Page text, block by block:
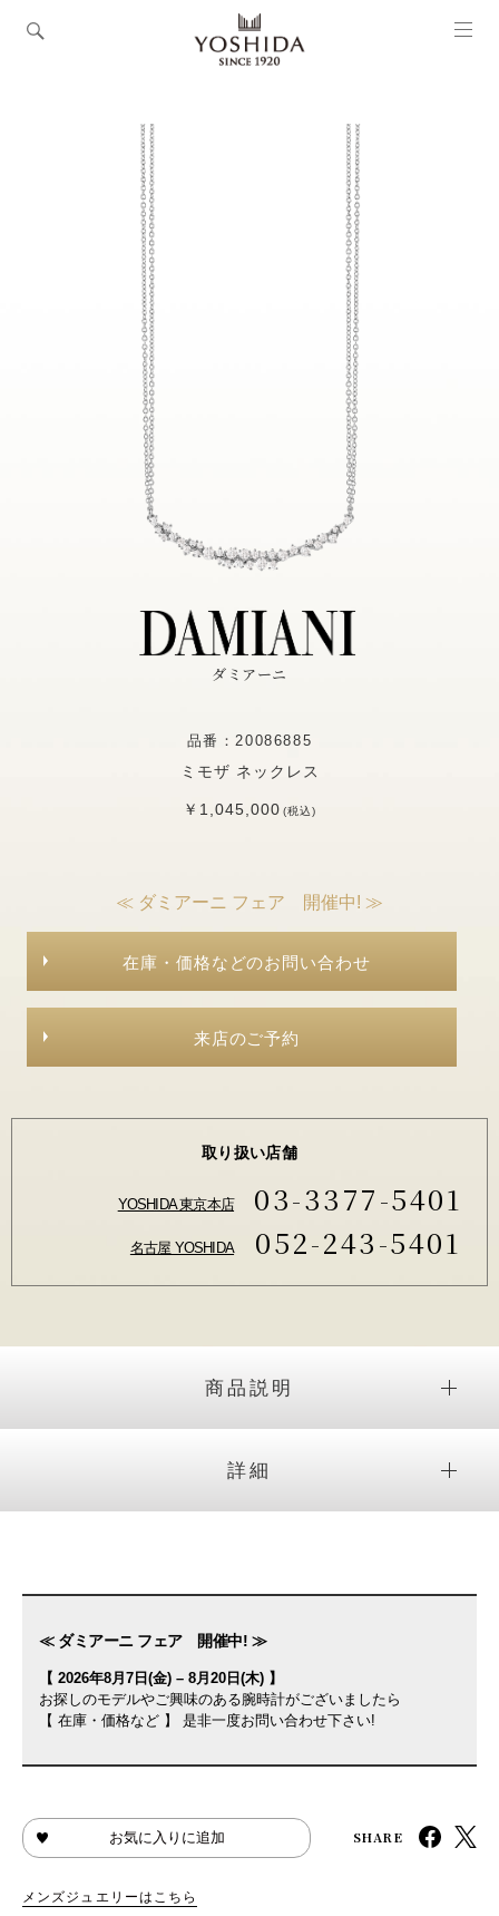
ダミアーニ
品番：20086885
ミモザ ネックレス
￥1,045,000(税込)
≪ ダミアーニ フェア 開催中! ≫
在庫・価格などのお問い合わせ
来店のご予約
取り扱い店舗
YOSHIDA 東京本店 03-3377-5401
名古屋 YOSHIDA 052-243-5401
商品説明
詳細
≪ ダミアーニ フェア 開催中! ≫
【 2026年8月7日(金) – 8月20日(木) 】
お探しのモデルやご興味のある腕時計がございましたら
【 在庫・価格など 】 是非一度お問い合わせ下さい!
お気に入りに追加 SHARE
メンズジュエリーはこちら